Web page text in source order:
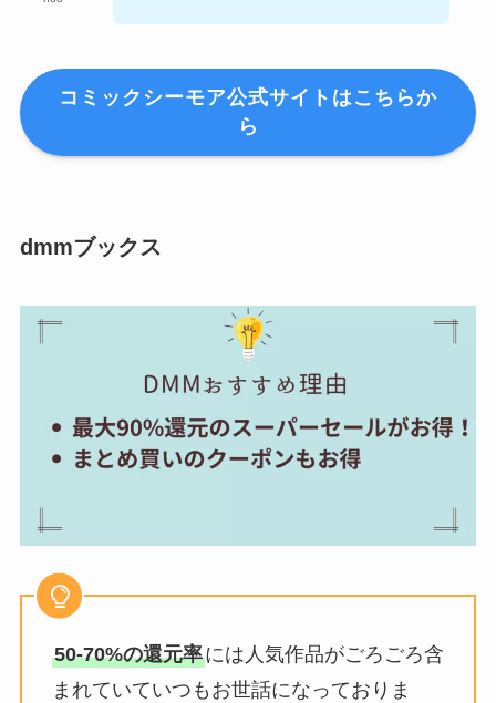
コミックシーモア公式サイトはこちらか
ら
dmmブックス
50-70%の還元率には人気作品がごろごろ含
まれていていつもお世話になっておりま